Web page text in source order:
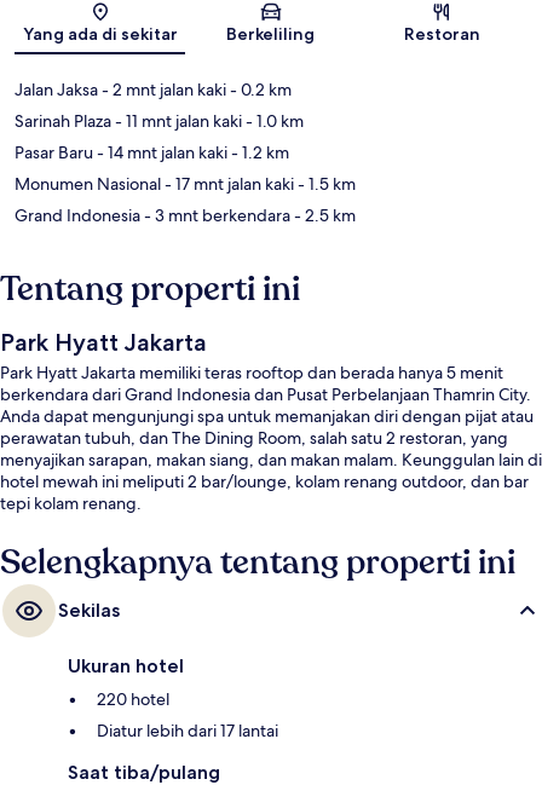
Yang ada di sekitar Berkeliling Restoran
Jalan Jaksa- 2 mnt jalan kaki- 0.2 km
Sarinah Plaza- 11 mnt jalan kaki- 1.0 km
Pasar Baru- 14 mnt jalan kaki- 1.2 km
Monumen Nasional- 17 mnt jalan kaki- 1.5 km
Grand Indonesia- 3 mnt berkendara- 2.5 km
Tentang properti ini
Park Hyatt Jakarta
Park Hyatt Jakarta memiliki teras rooftop dan berada hanya 5 menit
berkendara dari Grand Indonesia dan Pusat Perbelanjaan Thamrin City.
Anda dapat mengunjungi spa untuk memanjakan diri dengan pijat atau
perawatan tubuh, dan The Dining Room, salah satu 2 restoran, yang
menyajikan sarapan, makan siang, dan makan malam. Keunggulan lain di
hotel mewah ini meliputi 2 bar/lounge, kolam renang outdoor, dan bar
tepi kolam renang.
Selengkapnya tentang properti ini
Sekilas
Ukuran hotel
220 hotel
Diatur lebih dari 17 lantai
Saat tiba/pulang